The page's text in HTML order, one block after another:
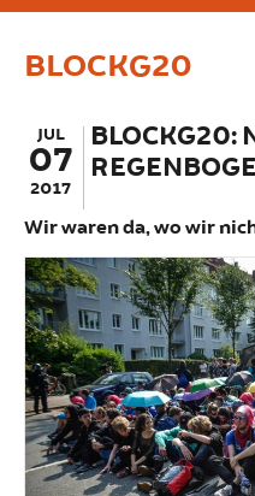
BLOCKG20
JUL
07
2017
BLOCKG20:
Wir waren da, wo wir